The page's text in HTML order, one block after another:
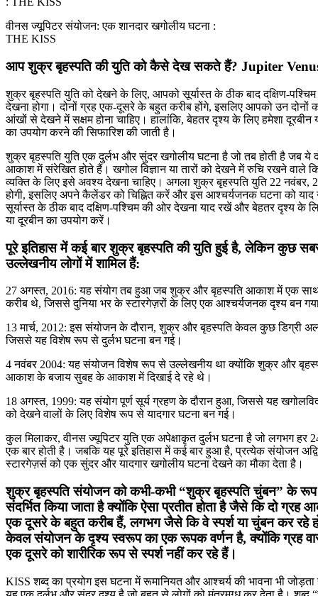
वीनस ज्यूपिटर संयोजन: एक शानदार खगोलीय घटना :
THE KISS
आप शुक्र बृहस्पति की युति को कैसे देख सकते हैं? Jupiter
शुक्र बृहस्पति युति को देखने के लिए, आपको सूर्यास्त के ठीक बाद दक्षिण-
देखना होगा। दोनों ग्रह एक-दूसरे के बहुत करीब होंगे, इसलिए आपको उन दोनों
आंखों से देखने में सक्षम होना चाहिए। हालांकि, बेहतर दृश्य के लिए हमेशा दूरबीन
का उपयोग करने की सिफारिश की जाती है।
शुक्र बृहस्पति युति एक दुर्लभ और सुंदर खगोलीय घटना है जो तब होती है जब ये
आकाश में संरेखित होते हैं। खगोल विज्ञान या तारों को देखने में रुचि रखने वाले
व्यक्ति के लिए इसे अवश्य देखना चाहिए। अगला शुक्र बृहस्पति युति 22 नवंबर,
होगी, इसलिए अपने कैलेंडर को चिह्नित करें और इस आश्चर्यजनक घटना को
सूर्यास्त के ठीक बाद दक्षिण-पश्चिम की ओर देखना याद रखें और बेहतर दृश्य के
या दूरबीन का उपयोग करें।
पूरे इतिहास में कई बार शुक्र बृहस्पति की युति हुई है, लेकिन कुछ
उल्लेखनीय लोगों में शामिल हैं:
27 अगस्त, 2016: यह संयोग तब हुआ जब शुक्र और बृहस्पति आकाश में एक
करीब थे, जिससे दुनिया भर के स्टारगेज़रों के लिए एक आश्चर्यजनक दृश्य बन
13 मार्च, 2012: इस संयोजन के दौरान, शुक्र और बृहस्पति केवल कुछ डिग्री
जिससे यह विशेष रूप से दुर्लभ घटना बन गई।
4 नवंबर 2004: यह संयोजन विशेष रूप से उल्लेखनीय था क्योंकि शुक्र और
आकाश के बजाय सुबह के आकाश में दिखाई दे रहे थे।
18 अगस्त, 1999: यह संयोग पूर्ण सूर्य ग्रहण के दौरान हुआ, जिससे यह
को देखने वालों के लिए विशेष रूप से यादगार घटना बन गई।
कुल मिलाकर, वीनस ज्यूपिटर युति एक अपेक्षाकृत दुर्लभ घटना है जो लगभग हर
एक बार होती है। जबकि यह पूरे इतिहास में कई बार हुआ है, प्रत्येक संयोजन
स्टारगेज़र्स को एक सुंदर और यादगार खगोलीय घटना देखने का मौका देता है।
शुक्र बृहस्पति संयोजन को कभी-कभी “शुक्र बृहस्पति चुंबन” के
संदर्भित किया जाता है क्योंकि ऐसा प्रतीत होता है जैसे कि दो ग्रह
एक दूसरे के बहुत करीब हैं, लगभग जैसे कि वे स्पर्श या चुंबन कर रहे
केवल संयोजन के दृश्य स्वरूप का एक रूपक वर्णन है, क्योंकि ग्रह
एक दूसरे को शारीरिक रूप से स्पर्श नहीं कर रहे हैं।
KISS शब्द का प्रयोग इस घटना में रूमानियत और आश्चर्य की भावना भी जोड़ता